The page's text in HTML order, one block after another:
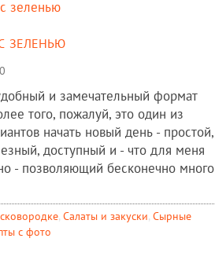
зеленью
и замечательный формат
того, пожалуй, это один из
начать новый день - простой,
доступный и - что для меня
- позволяющий бесконечно много
, Салаты и закуски, Сырные
c фото